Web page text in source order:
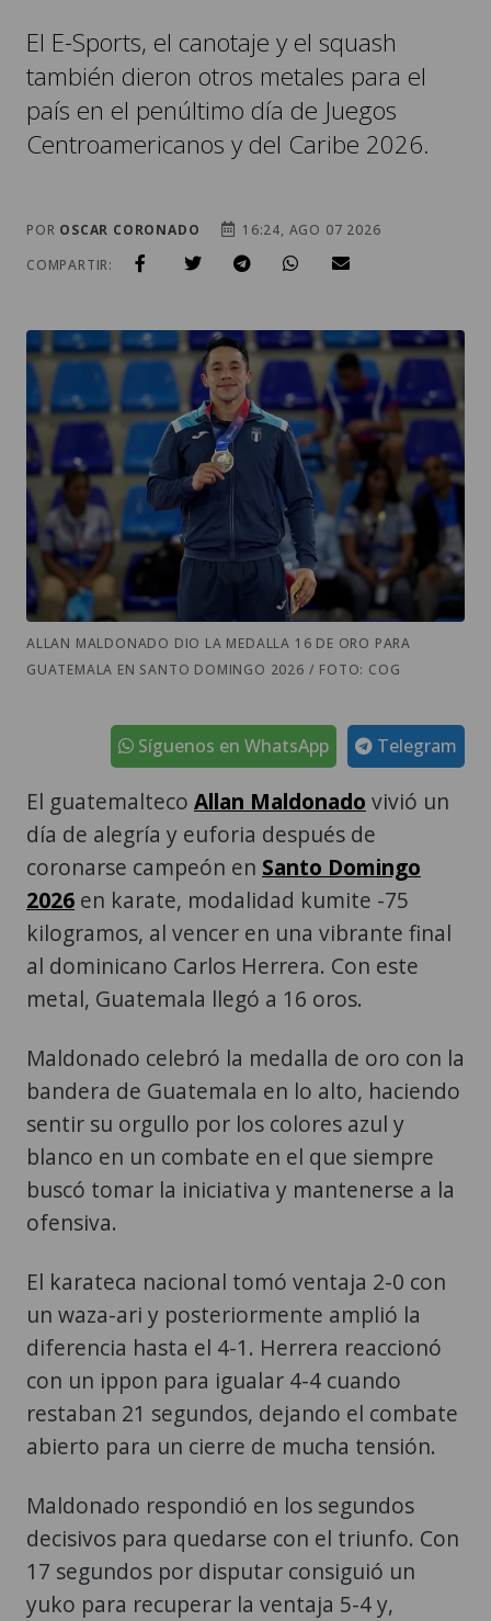
El E-Sports, el canotaje y el squash
también dieron otros metales para el
país en el penúltimo día de Juegos
Centroamericanos y del Caribe 2026.
POR OSCAR CORONADO
16:24, AGO 07 2026
COMPARTIR:
ALLAN MALDONADO DIO LA MEDALLA 16 DE ORO PARA
GUATEMALA EN SANTO DOMINGO 2026 / FOTO: COG
Telegram
Síguenos en WhatsApp
El guatemalteco Allan Maldonado vivió un
día de alegría y euforia después de
coronarse campeón en Santo Domingo
2026 en karate, modalidad kumite -75
kilogramos, al vencer en una vibrante final
al dominicano Carlos Herrera. Con este
metal, Guatemala llegó a 16 oros.
Maldonado celebró la medalla de oro con la
bandera de Guatemala en lo alto, haciendo
sentir su orgullo por los colores azul y
blanco en un combate en el que siempre
buscó tomar la iniciativa y mantenerse a la
ofensiva.
El karateca nacional tomó ventaja 2-0 con
un waza-ari y posteriormente amplió la
diferencia hasta el 4-1. Herrera reaccionó
con un ippon para igualar 4-4 cuando
restaban 21 segundos, dejando el combate
abierto para un cierre de mucha tensión.
Maldonado respondió en los segundos
decisivos para quedarse con el triunfo. Con
17 segundos por disputar consiguió un
yuko para recuperar la ventaja 5-4 y,